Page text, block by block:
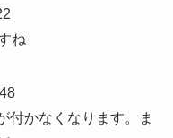
ね
付かなくなります。ま